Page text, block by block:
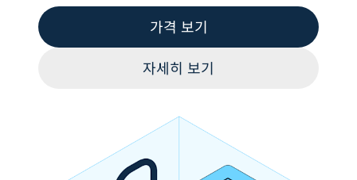
가격 보기
자세히 보기